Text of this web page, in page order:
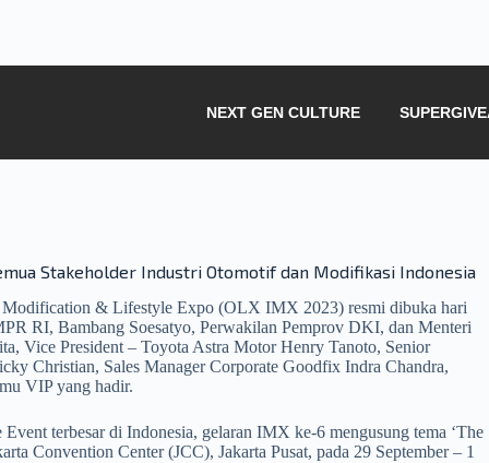
NEXT GEN CULTURE
Stakeholder Industri Otomotif dan Modifikasi Indonesia
& Lifestyle Expo (OLX IMX 2023) resmi dibuka hari
RI, Bambang Soesatyo, Perwakilan Pemprov DKI, dan Menteri
Vice President – Toyota Astra Motor Henry Tanoto, Senior
Christian, Sales Manager Corporate Goodfix Indra Chandra,
VIP yang hadir.
terbesar di Indonesia, gelaran IMX ke-6 mengusung tema ‘The
Convention Center (JCC), Jakarta Pusat, pada 29 September – 1